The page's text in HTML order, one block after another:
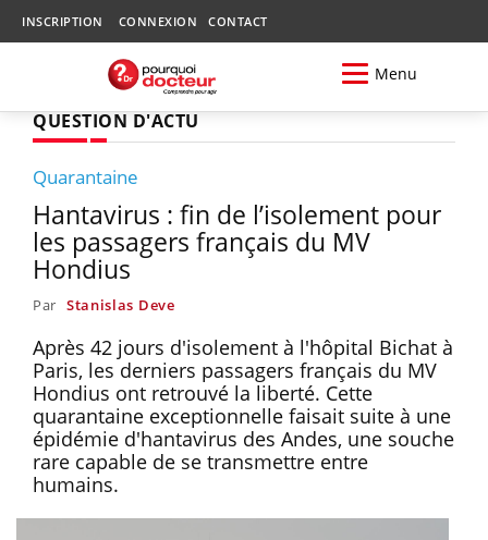
INSCRIPTION CONNEXION CONTACT
Menu
QUESTION D'ACTU
Quarantaine
Hantavirus : fin de l’isolement pour
les passagers français du MV
Hondius
Par Stanislas Deve
Après 42 jours d'isolement à l'hôpital Bichat à
Paris, les derniers passagers français du MV
Hondius ont retrouvé la liberté. Cette
quarantaine exceptionnelle faisait suite à une
épidémie d'hantavirus des Andes, une souche
rare capable de se transmettre entre
humains.